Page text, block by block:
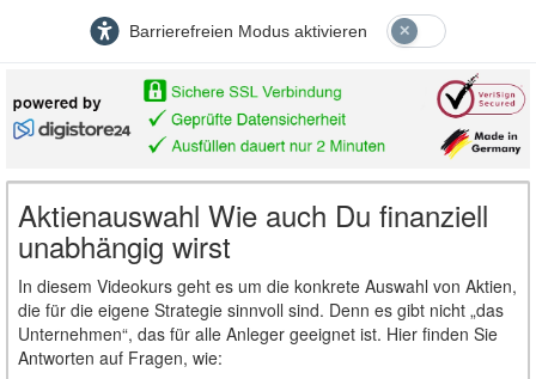
Barrierefreien Modus aktivieren
Aktienauswahl Wie auch Du finanziell
unabhängig wirst
In diesem Videokurs geht es um die konkrete Auswahl von Aktien,
die für die eigene Strategie sinnvoll sind. Denn es gibt nicht „das
Unternehmen“, das für alle Anleger geeignet ist. Hier finden Sie
Antworten auf Fragen, wie: